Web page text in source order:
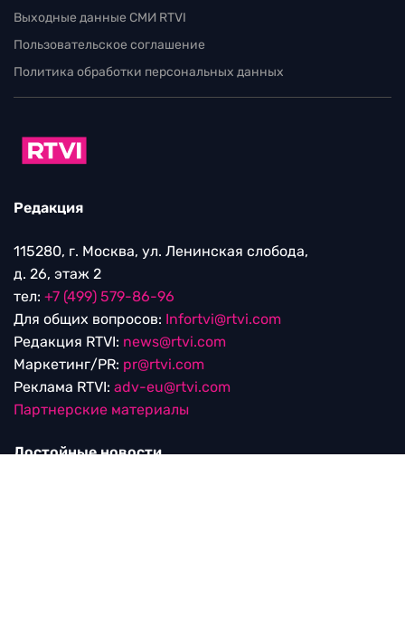
Выходные данные СМИ RTVI
Пользовательское соглашение
Политика обработки персональных данных
Редакция
115280, г. Москва, ул. Ленинская слобода,
д. 26, этаж 2
тел: +7 (499) 579-86-96
Для общих вопросов: Infortvi@rtvi.com
Редакция RTVI: news@rtvi.com
Маркетинг/PR: pr@rtvi.com
Реклама RTVI: adv-eu@rtvi.com
Партнерские материалы
Достойные новости